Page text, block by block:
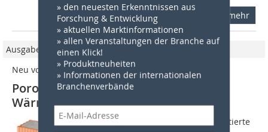
» den neuesten Erkenntnissen aus
Forschung & Entwicklung
» aktuellen Marktinformationen
» allen Veranstaltungen der Branche auf
einen Klick!
» Produktneuheiten
» Informationen der internationalen
Branchenverbände
mehr
Ausgabe 04/2009
Neu von Schlagmann Poroton
Poroton-WDF – die keramische
Wärmedämmfassade
Auf der Bau 2009 in München präsentierte